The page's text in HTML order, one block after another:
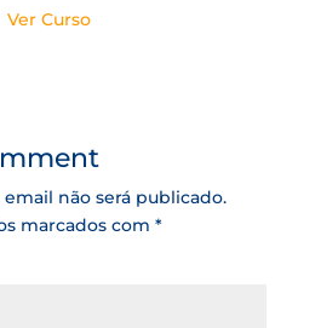
Ver Curso
não será publicado.
marcados com *